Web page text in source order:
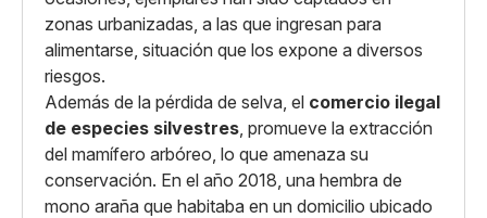
zonas urbanizadas, a las que ingresan para
alimentarse, situación que los expone a diversos
riesgos.
Además de la pérdida de selva, el comercio ilegal
de especies silvestres , promueve la extracción
del mamífero arbóreo, lo que amenaza su
conservación. En el año 2018, una hembra de
mono araña que habitaba en un domicilio ubicado